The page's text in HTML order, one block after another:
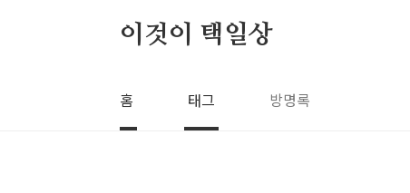
이것이 택일상
홈 태그 방명록